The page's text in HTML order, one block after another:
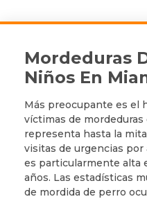
Mordeduras
Niños En
Más preocupante es el
víctimas de
representa hasta la
visitas de urgencias por
es particularmente alta
años. Las estadísticas
de mordida de perro